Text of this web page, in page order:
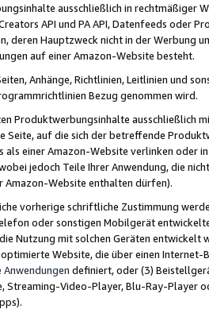
ausschließlich in rechtmäßiger
API und PA API, Datenfeeds oder
deren Hauptzweck nicht in der Werbung
auf einer Amazon-Website besteht.
Anhänge, Richtlinien, Leitlinien und
Bezug genommen wird.
Produktwerbungsinhalte ausschließlich
Seite, auf die sich der betreffende
als einer Amazon-Website verlinken oder
jedoch Teile Ihrer Anwendung, die
Amazon-Website enthalten dürfen).
vorherige schriftliche Zustimmung
oder sonstigen Mobilgerät
Nutzung mit solchen Geräten
Website, die über einen
definiert, oder (3)
Video-Player, Blu-Ray-Player